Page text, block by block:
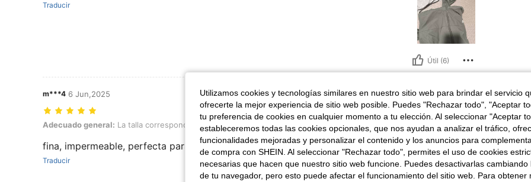
Traducir
Útil (6)
m***4 6 Jun,2025
Adecuado general: La talla corresponde, Color: Celeste, Talla: M
Adecuado general: La talla corresponde Color: Talla:
fina, impermeable, perfecta para salir a correr
Traducir
Utilizamos cookies y tecnologías similares en nuestro sitio web para brindar el servicio
ofrecerte la mejor experiencia de sitio web posible. Puedes "Rechazar todo", "Aceptar
tu preferencia de cookies en cualquier momento a tu elección. Al seleccionar "Aceptar
estableceremos todas las cookies opcionales, que nos ayudan a analizar el tráfico,
funcionalidades mejoradas y personalizar el contenido y los anuncios para
de compra con SHEIN. Al seleccionar "Rechazar todo", permites el uso de cookies
necesarias que hacen que nuestro sitio web funcione. Puedes desactivarlas cambiando
de tu navegador, pero esto puede afectar el funcionamiento del sitio web. Para obtener